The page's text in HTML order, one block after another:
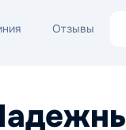
Отзывы